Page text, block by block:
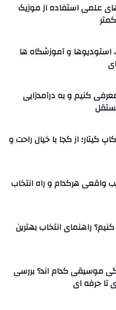
علمی استفاده از موزیک
و آموزشگاه ها
کنیم و به درآمدزایی
گیتار؛ از کجا با خیال راحت و
واقعی هرکدام و راه انتخاب
راهنمای انتخاب بهترین
موسیقی کدام اند؟ بررسی
تا حرفه ای